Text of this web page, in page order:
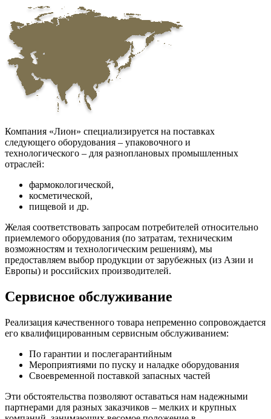
Компания «Лион» специализируется на поставках
следующего оборудования – упаковочного и
технологического – для разноплановых промышленных
отраслей:
фармокологической,
косметической,
пищевой и др.
Желая соответствовать запросам потребителей относительно
приемлемого оборудования (по затратам, техническим
возможностям и технологическим решениям), мы
предоставляем выбор продукции от зарубежных (из Азии и
Европы) и российских производителей.
Сервисное обслуживание
Реализация качественного товара непременно сопровождается
его квалифицированным сервисным обслуживанием:
По гарантии и послегарантийным
Мероприятиями по пуску и наладке оборудования
Своевременной поставкой запасных частей
Эти обстоятельства позволяют оставаться нам надежными
партнерами для разных заказчиков – мелких и крупных